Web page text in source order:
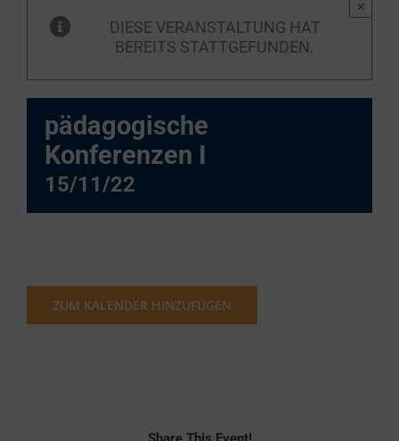
DIESE VERANSTALTUNG HAT
BEREITS STATTGEFUNDEN.
×
pädagogische
Konferenzen I
15/11/22
ZUM KALENDER HINZUFÜGEN